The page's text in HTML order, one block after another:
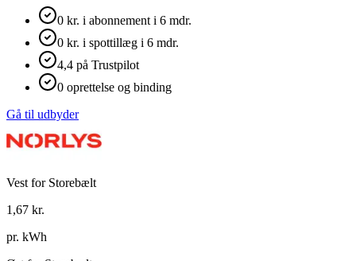
0 kr. i abonnement i 6 mdr.
0 kr. i spottillæg i 6 mdr.
4,4 på Trustpilot
0 oprettelse og binding
Gå til udbyder
Vest for Storebælt
1,67 kr.
pr. kWh